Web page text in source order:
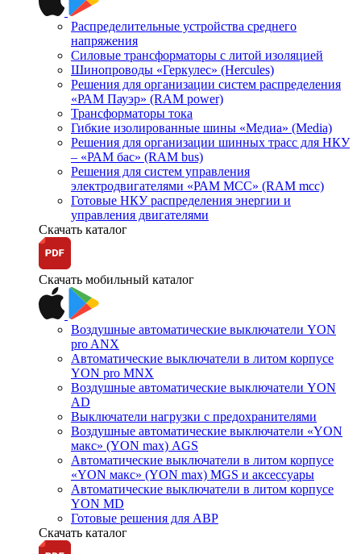
Распределительные устройства среднего
напряжения
Силовые трансформаторы с литой изоляцией
Шинопроводы «Геркулес» (Hercules)
Решения для организации систем распределения
«РАМ Пауэр» (RAM power)
Трансформаторы тока
Гибкие изолированные шины «Медиа» (Media)
Решения для организации шинных трасс для НКУ
– «РАМ бас» (RAM bus)
Решения для систем управления
электродвигателями «РАМ МСС» (RAM mcc)
Готовые НКУ распределения энергии и
управления двигателями
Скачать каталог
Скачать мобильный каталог
Воздушные автоматические выключатели YON
pro ANX
Автоматические выключатели в литом корпусе
YON pro MNX
Воздушные автоматические выключатели YON
AD
Выключатели нагрузки с предохранителями
Воздушные автоматические выключатели «YON
макс» (YON max) AGS
Автоматические выключатели в литом корпусе
«YON макс» (YON max) MGS и аксессуары
Автоматические выключатели в литом корпусе
YON MD
Готовые решения для АВР
Скачать каталог